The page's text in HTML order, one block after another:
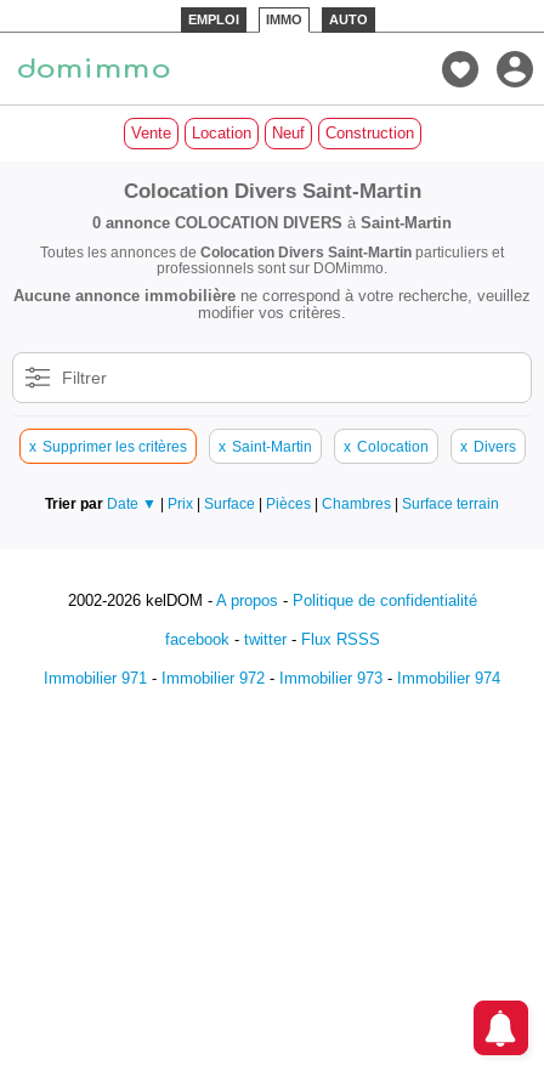
EMPLOI IMMO AUTO
Vente Location Neuf Construction
Colocation Divers Saint-Martin
0 annonce COLOCATION DIVERS à Saint-Martin
Toutes les annonces de Colocation Divers Saint-Martin particuliers et
professionnels sont sur DOMimmo.
Aucune annonce immobilière ne correspond à votre recherche, veuillez
modifier vos critères.
Filtrer
x Supprimer les critères x Saint-Martin x Colocation x Divers
Trier par Date ▼ | Prix | Surface | Pièces | Chambres | Surface terrain
2002-2026 kelDOM - A propos - Politique de confidentialité
facebook- twitter- Flux RSSS
Immobilier 971 - Immobilier 972 - Immobilier 973 - Immobilier 974